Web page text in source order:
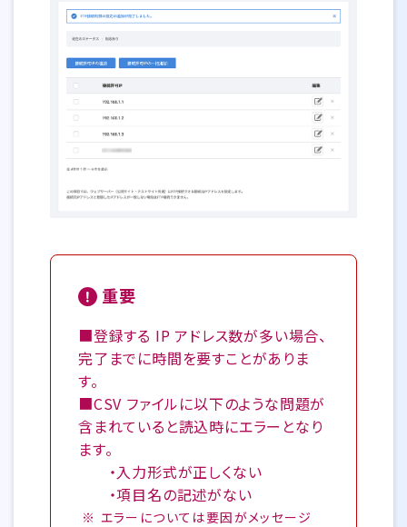
重要
■登録する IP アドレス数が多い場合、
完了までに時間を要すことがありま
す。
■CSV ファイルに以下のような問題が
含まれていると読込時にエラーとなり
ます。
・入力形式が正しくない
・項目名の記述がない
エラーについては要因がメッセージ